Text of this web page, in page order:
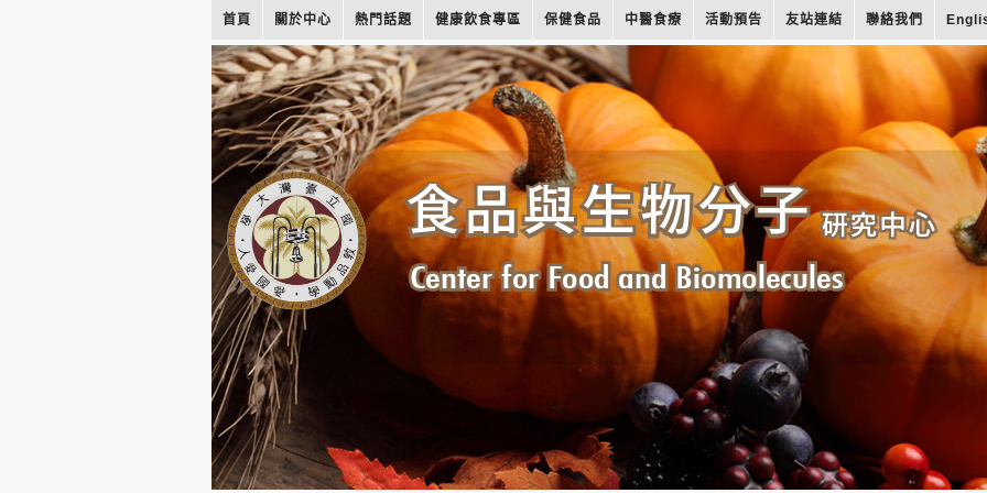
首頁 關於中心 熱門話題 健康飲食專區 保健食品 中醫食療 活動預告 友站連結 聯絡我們